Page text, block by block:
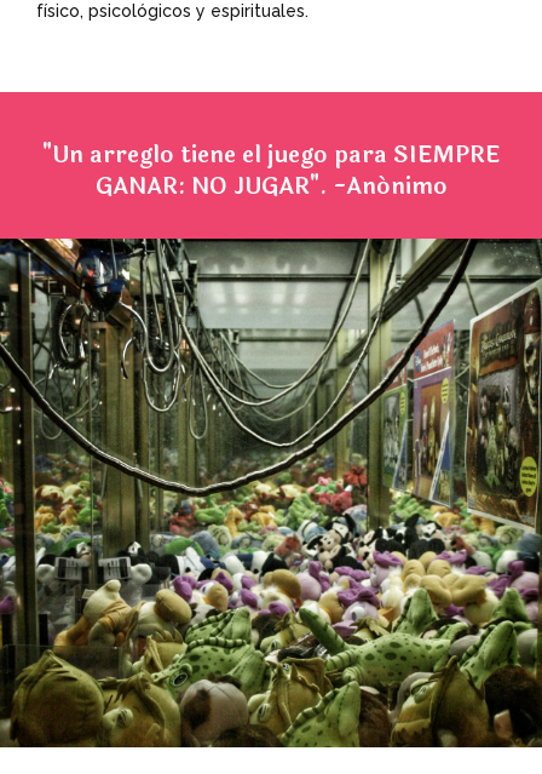
físico, psicológicos y espirituales.
"Un arreglo tiene el juego para SIEMPRE
GANAR: NO JUGAR". -Anónimo